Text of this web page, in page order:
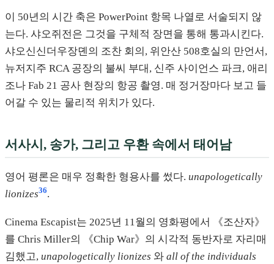
이 50년의 시간 축은 PowerPoint 항목 나열로 서술되지 않
는다. 샤오쥐전은 그것을 구체적 장면을 통해 통과시킨다.
샤오신신더우장뎬의 조찬 회의, 위안산 508호실의 만언서,
뉴저지주 RCA 공장의 불씨 부대, 신주 사이언스 파크, 애리
조나 Fab 21 공사 현장의 항공 촬영. 매 정거장마다 보고 들
어갈 수 있는 물리적 위치가 있다.
서사시, 송가, 그리고 우환 속에서 태어남
영어 평론은 매우 정확한 형용사를 썼다. unapologetically
lionizes36.
Cinema Escapist는 2025년 11월의 영화평에서 《조산자》
를 Chris Miller의 《Chip War》의 시각적 동반자로 자리매
김했고, unapologetically lionizes 와 all of the individuals